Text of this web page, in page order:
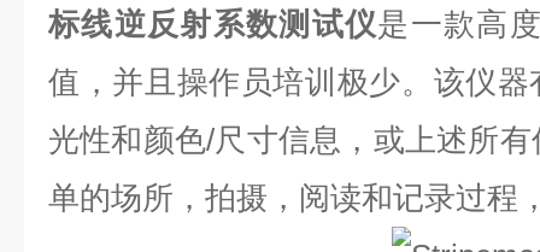
标线逆反射系数测试仪是一款高
值，并且操作员培训极少。该仪
光性和颜色/尺寸信息，或上述所
单的场所，拍摄，阅读和记录过程